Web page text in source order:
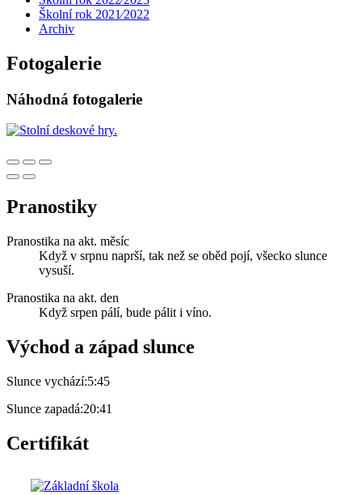
Školní rok 2021⁄2022
Archiv
Fotogalerie
Náhodná fotogalerie
Pranostiky
Pranostika na akt. měsíc
Když v srpnu naprší, tak než se oběd pojí, všecko slunce
vysuší.
Pranostika na akt. den
Když srpen pálí, bude pálit i víno.
Východ a západ slunce
Slunce vychází:5:45
Slunce zapadá:20:41
Certifikát